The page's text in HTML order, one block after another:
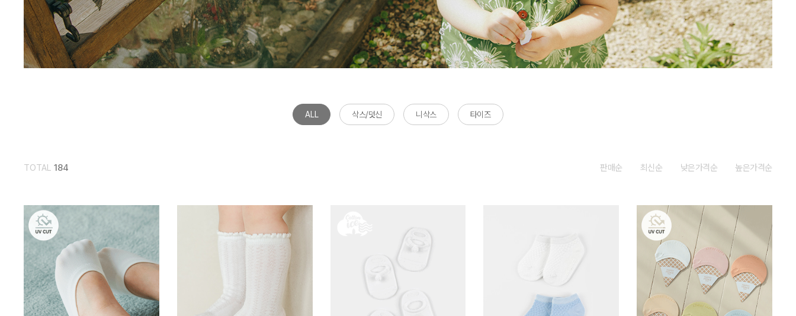
ALL 삭스/덧신 니삭스 타이즈
TOTAL 184 판매순 최신순 낮은가격순 높은가격순